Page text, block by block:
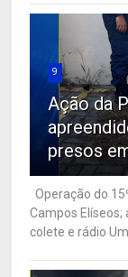
9
Ação da
presos
Operação do
Campos
colete e rádio